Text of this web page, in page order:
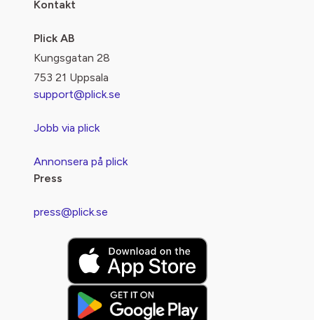
Kontakt
Plick AB
Kungsgatan 28
753 21 Uppsala
support@plick.se
Jobb via plick
Annonsera på plick
Press
press@plick.se